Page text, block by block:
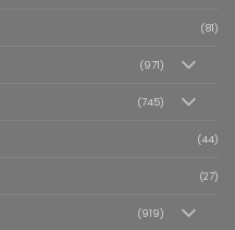
(81)
(971)
(745)
(44)
(27)
(919)